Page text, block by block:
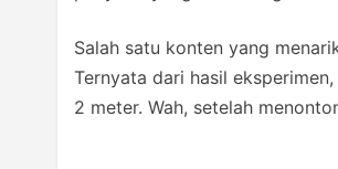
Salah satu konten yang
Ternyata dari hasil eksperimen,
2 meter. Wah, setelah